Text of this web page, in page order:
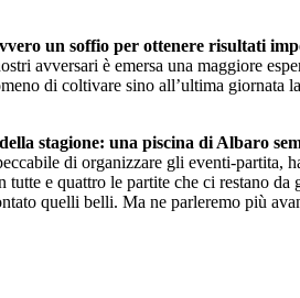
un soffio per ottenere risultati
avversari è emersa una maggiore
di coltivare sino all’ultima giornata
stagione: una piscina di Albaro
di organizzare gli eventi-partita,
e quattro le partite che ci restano
quelli belli. Ma ne parleremo più